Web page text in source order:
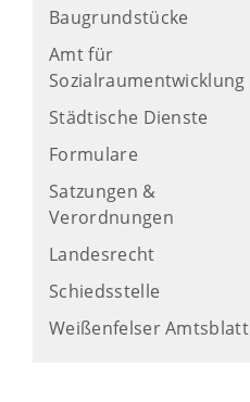
Baugrundstücke
Amt für
Sozialraumentwicklung
Städtische Dienste
Formulare
Satzungen &
Verordnungen
Landesrecht
Schiedsstelle
Weißenfelser Amtsblatt